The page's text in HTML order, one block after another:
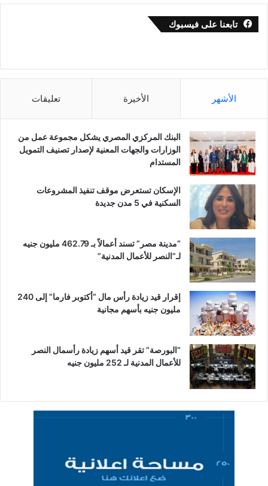
تابعنا على فيسبوك
الأشهر الأخيرة تعليقات
البنك المركزي المصري يشكل مجموعة عمل من
الوزارات والجهات المعنية لإصدار تصنيف التمويل
المستدام
الإسكان تستعرض موقف تنفيذ المشروعات
السكنية في 5 مدن جديدة
“مدينة مصر” تسند أعمالاً بـ 462.79 مليون جنيه
لـ”النصر للأعمال المدنية”
إقرار قيد زيادة رأس مال “أكتوبر فارما” إلى 240
مليون جنيه بأسهم مجانية
“البورصة” تقر قيد أسهم زيادة رأسمال النصر
للأعمال المدنية لـ 252 مليون جنيه